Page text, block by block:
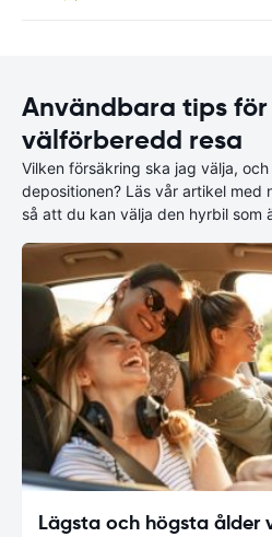
Användbara tips för
välförberedd resa
Vilken försäkring ska jag välja,
depositionen? Läs vår artikel med
så att du kan välja den hyrbil som
Lägsta och högsta ålder